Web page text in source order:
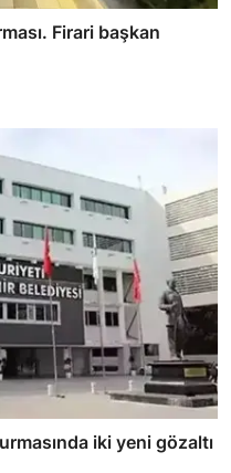
Firari başkan
iki yeni gözaltı